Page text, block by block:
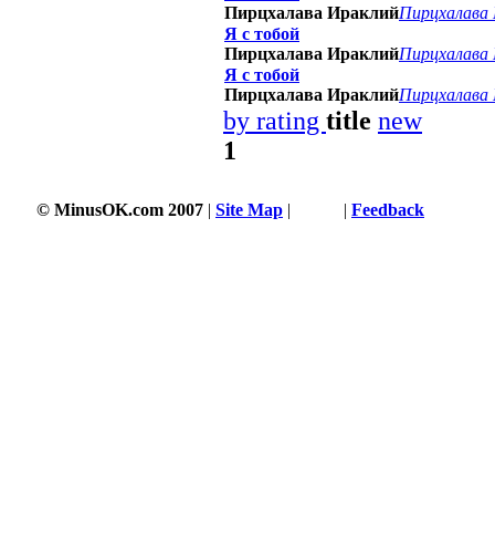
Пирцхалава ИраклийПирцхалава
Я с тобой
Пирцхалава ИраклийПирцхалава
Я с тобой
Пирцхалава ИраклийПирцхалава
by rating title new
1
© MinusOK.com 2007 | Site Map | | Feedback